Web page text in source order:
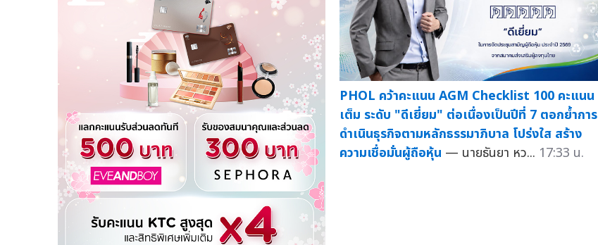
PHOL คว้าคะแนน AGM Checklist 100 คะแนน
เต็ม ระดับ "ดีเยี่ยม" ต่อเนื่องเป็นปีที่ 7 ตอกย้ำการ
ดำเนินธุรกิจตามหลักธรรมาภิบาล โปร่งใส สร้าง
ความเชื่อมั่นผู้ถือหุ้น — นายธันยา หว... 17:33 น.